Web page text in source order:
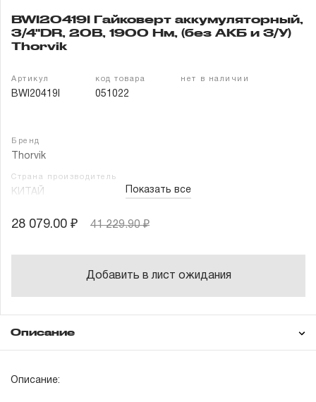
Контакты
BWI20419I Гайковерт аккумуляторный,
3/4"DR, 20В, 1900 Нм, (без АКБ и З/У)
Thorvik
Артикул
BWI20419I
код товара
051022
нет в наличии
Бренд
Thorvik
Страна производитель
КИТАЙ Показать все
28 079.00 ₽ 41 229.90 ₽
Добавить в лист ожидания
Описание
Техническая
Описание:Гайковерт аккумуляторный